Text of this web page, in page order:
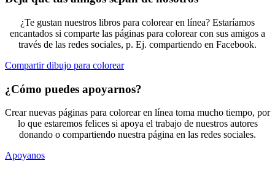
¿Te gustan nuestros libros para colorear en línea? Estaríamos
encantados si comparte las páginas para colorear con sus amigos a
través de las redes sociales, p. Ej. compartiendo en Facebook.
Compartir dibujo para colorear
¿Cómo puedes apoyarnos?
Crear nuevas páginas para colorear en línea toma mucho tiempo, por
lo que estaremos felices si apoya el trabajo de nuestros autores
donando o compartiendo nuestra página en las redes sociales.
Apoyanos